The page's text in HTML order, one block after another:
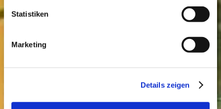
Statistiken
Marketing
Details zeigen